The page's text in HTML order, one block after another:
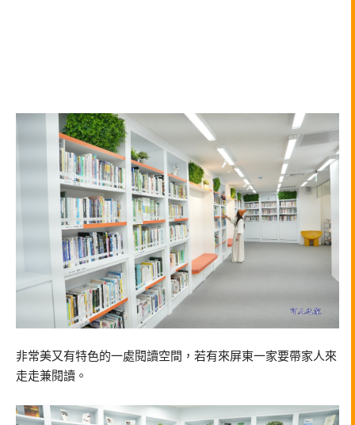
非常美又有特色的一處閱讀空間，若有來屏東一家要帶家人來
走走兼閱讀。